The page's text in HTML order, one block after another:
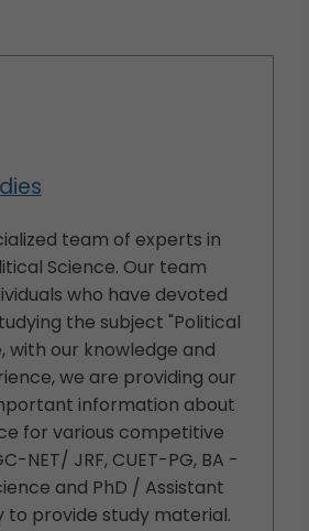
team of experts in
Science. Our team
who have devoted
the subject "Political
with our knowledge and
we are providing our
information about
for various competitive
NET/ JRF, CUET-PG, BA -
and PhD / Assistant
to provide study material.